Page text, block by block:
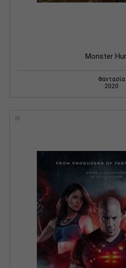
Monster
Φαντασία
2020